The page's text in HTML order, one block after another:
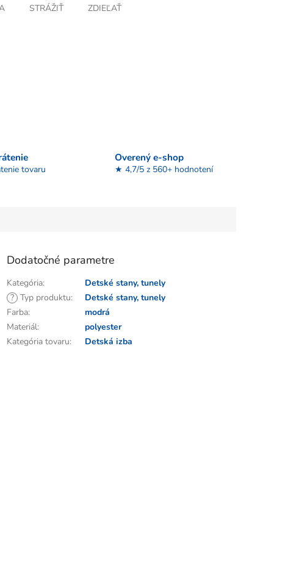
STRÁŽIŤ ZDIEĽAŤ
tovaru
Overený e-shop
★ 4,7/5 z 560+ hodnotení
Dodatočné parametre
Kategória:
Detské stany, tunely
? Typ produktu:
Detské stany, tunely
Farba:
modrá
Materiál:
polyester
Kategória tovaru: Detská izba